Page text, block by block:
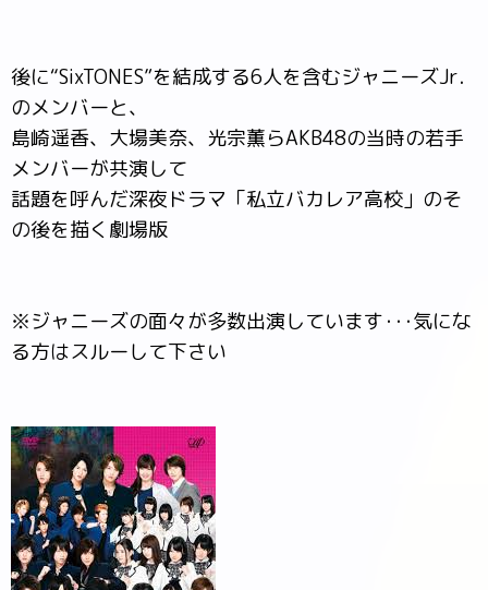
後に“SixTONES”を結成する6人を含むジャニーズJr．
のメンバーと、
島崎遥香、大場美奈、光宗薫らAKB48の当時の若手
メンバーが共演して
話題を呼んだ深夜ドラマ「私立バカレア高校」のそ
の後を描く劇場版
※ジャニーズの面々が多数出演しています･･･気にな
る方はスルーして下さい